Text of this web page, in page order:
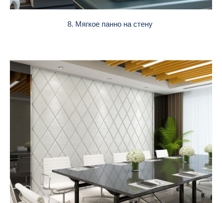
8. Мягкое панно на стену